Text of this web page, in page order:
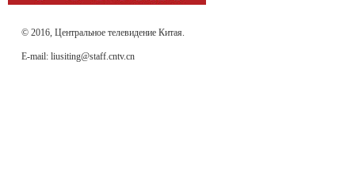
© 2016, Центральное телевидение Китая.
E-mail: liusiting@staff.cntv.cn